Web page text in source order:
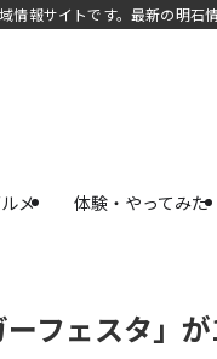
報サイトです。最新の明石
メ 体験・やってみた
フェスタ」